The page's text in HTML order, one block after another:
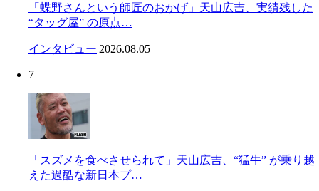
「蝶野さんという師匠のおかげ」天山広吉、実績残した
“タッグ屋” の原点…
インタビュー|2026.08.05
7
「スズメを食べさせられて」天山広吉、“猛牛” が乗り越
えた過酷な新日本プ…